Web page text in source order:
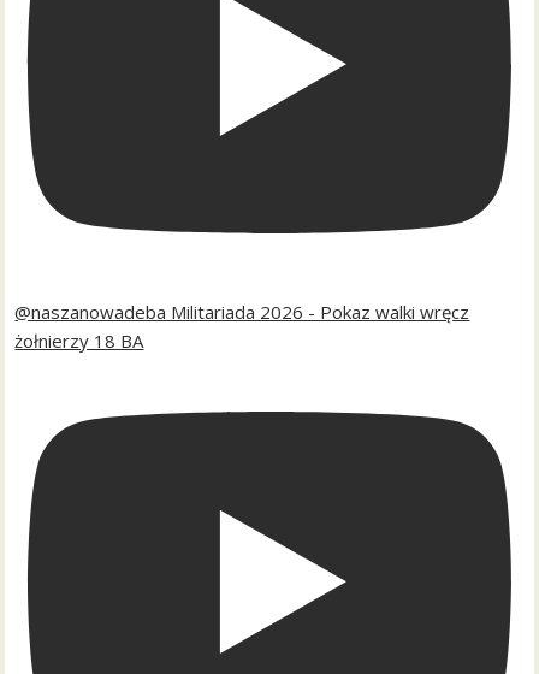
@naszanowadeba Militariada 2026 - Pokaz walki wręcz
żołnierzy 18 BA